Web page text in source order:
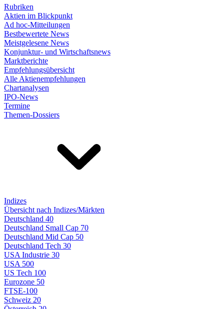
Rubriken
Aktien im Blickpunkt
Ad hoc-Mitteilungen
Bestbewertete News
Meistgelesene News
Konjunktur- und Wirtschaftsnews
Marktberichte
Empfehlungsübersicht
Alle Aktienempfehlungen
Chartanalysen
IPO-News
Termine
Themen-Dossiers
Indizes
Übersicht nach Indizes/Märkten
Deutschland 40
Deutschland Small Cap 70
Deutschland Mid Cap 50
Deutschland Tech 30
USA Industrie 30
USA 500
US Tech 100
Eurozone 50
FTSE-100
Schweiz 20